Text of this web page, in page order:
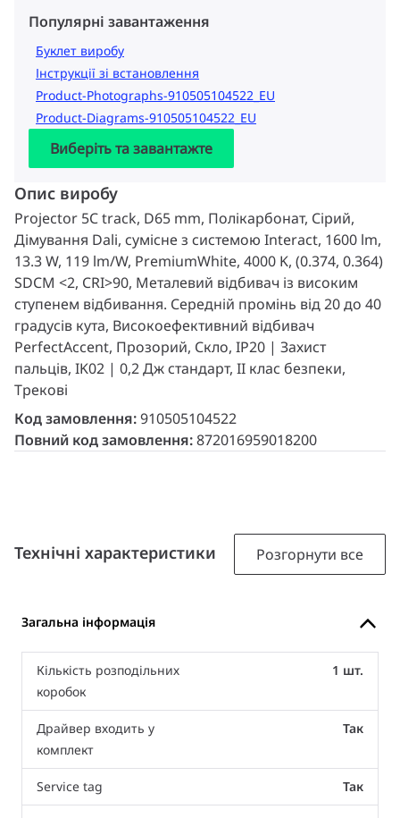
Популярні завантаження
Буклет виробу
Інструкції зі встановлення
Product-Photographs-910505104522_EU
Product-Diagrams-910505104522_EU
Виберіть та завантажте
Опис виробу
Projector 5C track, D65 mm, Полікарбонат, Сірий,
Дімування Dali, сумісне з системою Interact, 1600 lm,
13.3 W, 119 lm/W, PremiumWhite, 4000 K, (0.374, 0.364)
SDCM <2, CRI>90, Металевий відбивач із високим
ступенем відбивання. Середній промінь від 20 до 40
градусів кута, Високоефективний відбивач
PerfectAccent, Прозорий, Скло, IP20 | Захист
пальців, IK02 | 0,2 Дж стандарт, II клас безпеки,
Трекові
Код замовлення:910505104522
Повний код замовлення:872016959018200
Технічні характеристики Розгорнути все
Загальна інформація
Кількість розподільних
коробок
1 шт.
Драйвер входить у
комплект
Так
Service tag Так